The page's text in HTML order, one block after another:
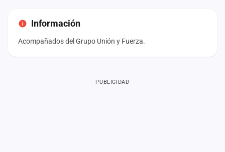
Información
Acompañados del Grupo Unión y Fuerza.
PUBLICIDAD